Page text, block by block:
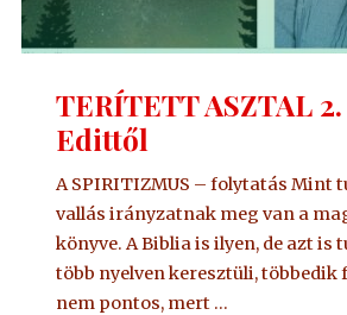
TERÍTETT ASZTAL
Edittől
A SPIRITIZMUS – folytatás Mint
vallás irányzatnak meg van a
könyve. A Biblia is ilyen, de azt is
több nyelven keresztüli, többedik
nem pontos, mert …